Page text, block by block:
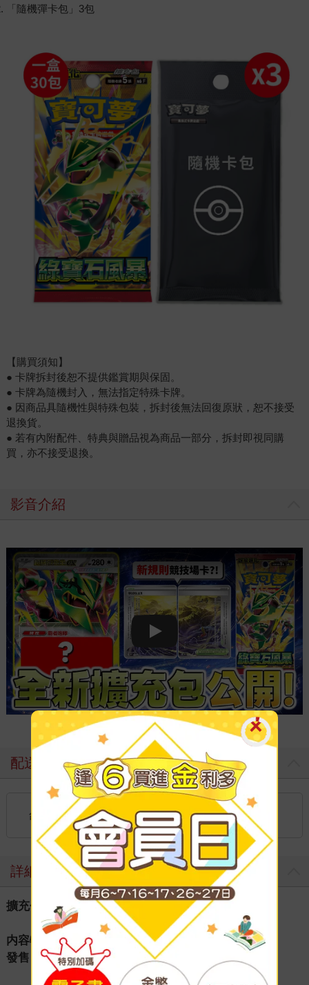
「隨機彈卡包」3包
【購買須知】
● 卡牌拆封後恕不提供鑑賞期與保固。
● 卡牌為隨機封入，無法指定特殊卡牌。
● 因商品具隨機性與特殊包裝，拆封後無法回復原狀，恕不接受
退換貨。
● 若有內附配件、特典與贈品視為商品一部分，拆封即視同購
買，亦不接受退換。
影音介紹
Play video
配送方式
台灣
國內宅配：本島（廠商出貨）
到店取貨：
不限金額免運費
詳細資料
擴充包 綠寶石風暴
内容物： 隨機收錄5張 / 全76種＋？？？
發售日： 8月7日（五）